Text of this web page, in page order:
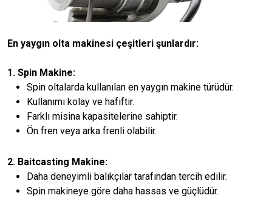
En yaygın olta makinesi çeşitleri şunlardır:
1. Spin Makine:
Spin oltalarda kullanılan en yaygın makine türüdür.
Kullanımı kolay ve hafiftir.
Farklı misina kapasitelerine sahiptir.
Ön fren veya arka frenli olabilir.
2. Baitcasting Makine:
Daha deneyimli balıkçılar tarafından tercih edilir.
Spin makineye göre daha hassas ve güçlüdür.